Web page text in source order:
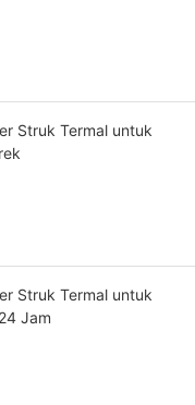
Struk Termal untuk
Struk Termal untuk
Jam